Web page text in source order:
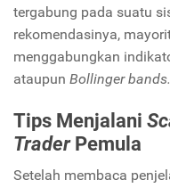
tergabung pada suatu
rekomendasinya,
menggabungkan
ataupun Bollinger bands.
Tips Menjalani
TraderPemula
Setelah membaca